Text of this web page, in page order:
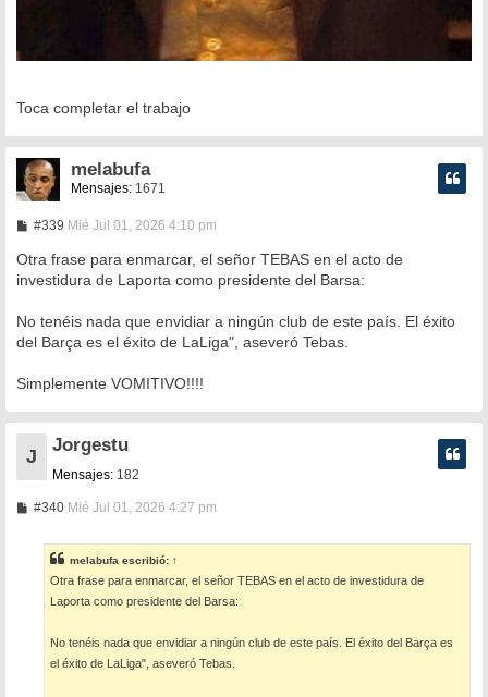
Toca completar el trabajo
melabufa
Mensajes: 1671
#339M
n
a
e
Mié Jul 01, 2026 4:10 pm
Otra frase para enmarcar, el señor TEBAS en el acto de
investidura de Laporta como presidente del Barsa:
No tenéis nada que envidiar a ningún club de este país. El éxito
del Barça es el éxito de LaLiga", aseveró Tebas.
Simplemente VOMITIVO!!!!
J
Jorgestu
Mensajes: 182
#340M
s
a
j
e
Mié Jul 01, 2026 4:27 pm
melabufa escribió: ↑
Otra frase para enmarcar, el señor TEBAS en el acto de investidura de
Laporta como presidente del Barsa:
No tenéis nada que envidiar a ningún club de este país. El éxito del Barça es
el éxito de LaLiga", aseveró Tebas.